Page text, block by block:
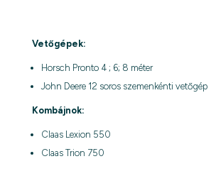
Vetőgépek:
Horsch Pronto 4 ; 6; 8 méter
John Deere 12 soros szemenkénti vetőgép
Kombájnok:
Claas Lexion 550
Claas Trion 750